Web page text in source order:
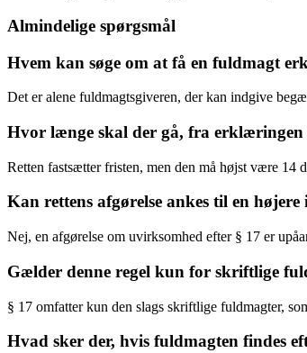
Almindelige spørgsmål
Hvem kan søge om at få en fuldmagt
Det er alene fuldmagtsgiveren, der kan indgive
Hvor længe skal der gå, fra erklæringen
Retten fastsætter fristen, men den må højst være 14
Kan rettens afgørelse ankes til en højere
Nej, en afgørelse om uvirksomhed efter § 17 er
Gælder denne regel kun for skriftlige
§ 17 omfatter kun den slags skriftlige fuldmagter,
Hvad sker der, hvis fuldmagten findes